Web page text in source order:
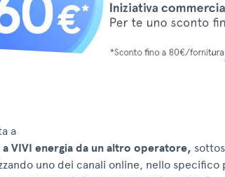
a
VIVI energia da un altro operatore,
uno dei canali online, nello